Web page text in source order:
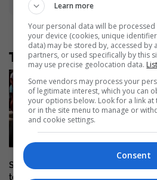
Të tjera nga rubrika
Sllovakia thyen rekordin,
temperaturat shkojnë në 42.2
Learn more
Your personal data will be
your device (cookies, unique
data) may be stored by, accessed by
partners, or used specifically by this
may use precise geolocation data.
Some vendors may process your
of legitimate interest, which you can
your options below. Look for a link
or in the site menu to manage or
and cookie settings.
Consent